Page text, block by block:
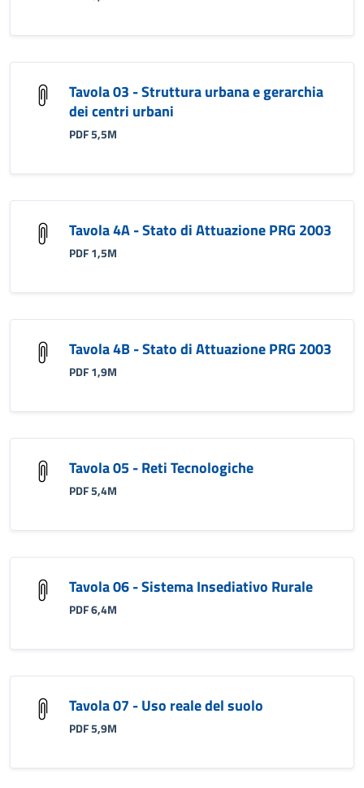
Tavola 03 - Struttura urbana e gerarchia
dei centri urbani
PDF 5,5M
Tavola 4A - Stato di Attuazione PRG 2003
PDF 1,5M
Tavola 4B - Stato di Attuazione PRG 2003
PDF 1,9M
Tavola 05 - Reti Tecnologiche
PDF 5,4M
Tavola 06 - Sistema Insediativo Rurale
PDF 6,4M
Tavola 07 - Uso reale del suolo
PDF 5,9M